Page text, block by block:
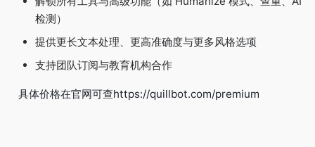
检测）
提供更长文本处理、更高准确度与更多风格选项
支持团队订阅与教育机构合作
具体价格在官网可查https://quillbot.com/premium